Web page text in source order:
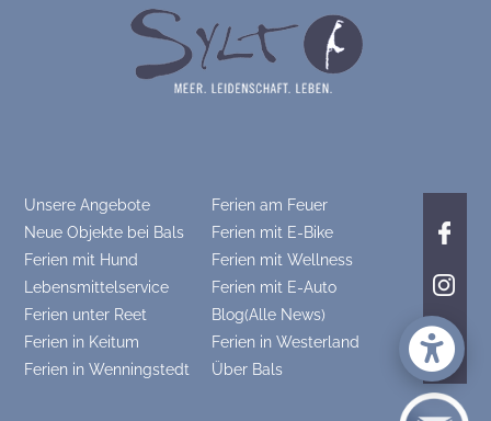
Unsere Angebote
Ferien am Feuer
Neue Objekte bei Bals
Ferien mit E-Bike
Ferien mit Hund
Ferien mit Wellness
Lebensmittelservice
Ferien mit E-Auto
Ferien unter Reet
Blog(Alle News)
Ferien in Keitum
Ferien in Westerland
Ferien in Wenningstedt
Über Bals